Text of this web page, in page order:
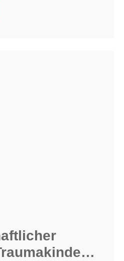
verstehen und Wege zu
ein selbstbestimmtes